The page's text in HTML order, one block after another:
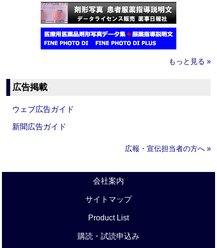
もっと見る »
広告掲載
ウェブ広告ガイド
新聞広告ガイド
広報・宣伝担当者の方へ »
会社案内
サイトマップ
Product List
購読・試読申込み